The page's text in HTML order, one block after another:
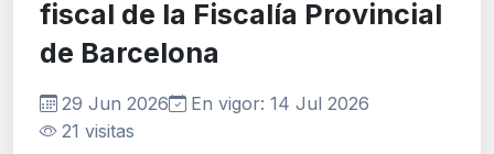
fiscal de la Fiscalía Provincial
de Barcelona
29 Jun 2026
En vigor: 14 Jul 2026
21 visitas